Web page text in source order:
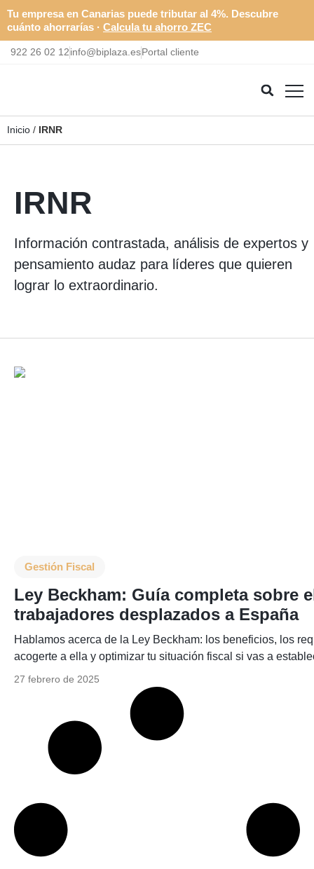
Tu empresa en Canarias puede tributar al 4%. Descubre
cuánto ahorrarías · Calcula tu ahorro ZEC
922 26 02 12info@biplaza.esPortal cliente
Inicio / IRNR
IRNR
Información contrastada, análisis de expertos y
pensamiento audaz para líderes que quieren
lograr lo extraordinario.
Gestión Fiscal
Ley Beckham: Guía completa sobre
trabajadores desplazados a España
Hablamos acerca de la Ley Beckham: los beneficios, los
acogerte a ella y optimizar tu situación fiscal si vas a
27 febrero de 2025